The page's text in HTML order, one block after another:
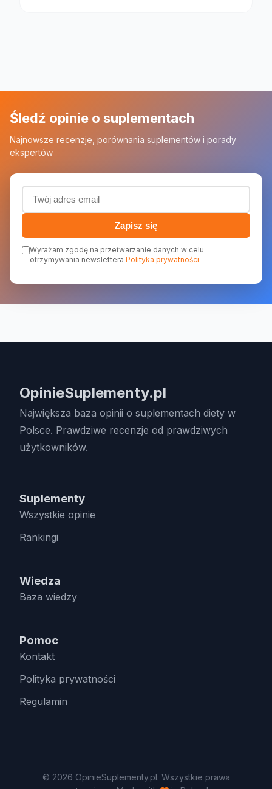
Śledź opinie o suplementach
Najnowsze recenzje, porównania suplementów i porady
ekspertów
Adres email (wymagany)
Zapisz się
Wyrażam zgodę na przetwarzanie danych w celu
otrzymywania newslettera Polityka prywatności
OpinieSuplementy.pl
Największa baza opinii o suplementach diety w
Polsce. Prawdziwe recenzje od prawdziwych
użytkowników.
Suplementy
Wszystkie opinie
Rankingi
Wiedza
Baza wiedzy
Pomoc
Kontakt
Polityka prywatności
Regulamin
© 2026 OpinieSuplementy.pl. Wszystkie prawa